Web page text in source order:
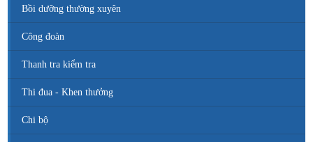
Bồi dưỡng thường xuyên
Công đoàn
Thanh tra kiểm tra
Thi đua - Khen thưởng
Chi bộ